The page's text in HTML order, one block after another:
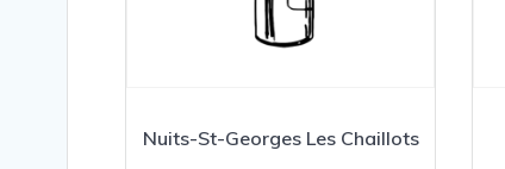
Nuits-St-Georges Les Chaillots